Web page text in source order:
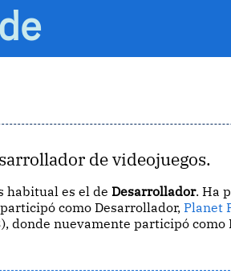
de videojuegos.
habitual es el de Desarrollador. Ha
como Desarrollador, Planet
donde nuevamente participó como